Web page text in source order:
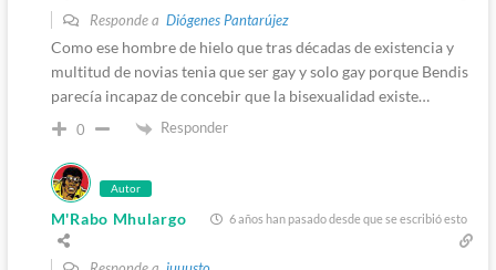
Responde a Diógenes Pantarújez
Como ese hombre de hielo que tras décadas de existencia y
multitud de novias tenia que ser gay y solo gay porque Bendis
parecía incapaz de concebir que la bisexualidad existe…
0 Responder
Autor
M'Rabo Mhulargo 6 años han pasado desde que se escribió esto